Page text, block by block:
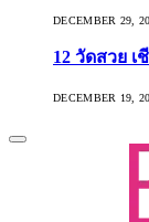
DECEMBER 29,
12 วัดสวย เ
DECEMBER 19,